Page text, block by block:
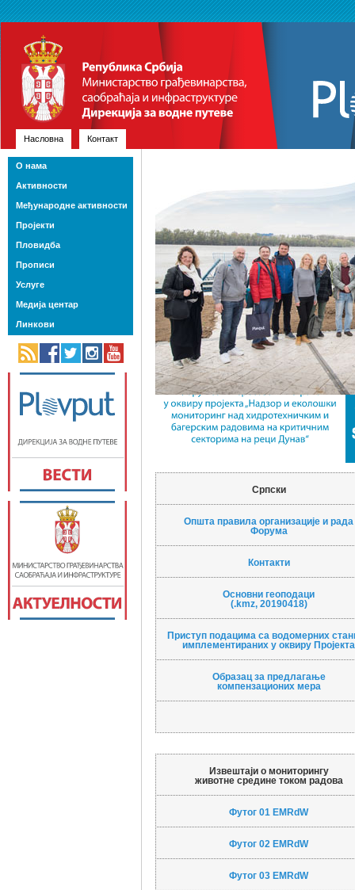
Насловна Контакт
Српски
Општа правила организације и рада
Форума
Контакти
Основни геоподаци
(.kmz, 20190418)
Приступ подацима са водомерних
имплементираних у оквиру Пројекта
Образац за предлагање
компензационих мера
Извештаји о мониторингу
животне средине током радова
Футог 01 EMRdW
Футог 02 EMRdW
Футог 03 EMRdW
О нама
Активности
Међународне активности
Пројекти
Пловидба
Прописи
Услуге
Медија центар
Линкови